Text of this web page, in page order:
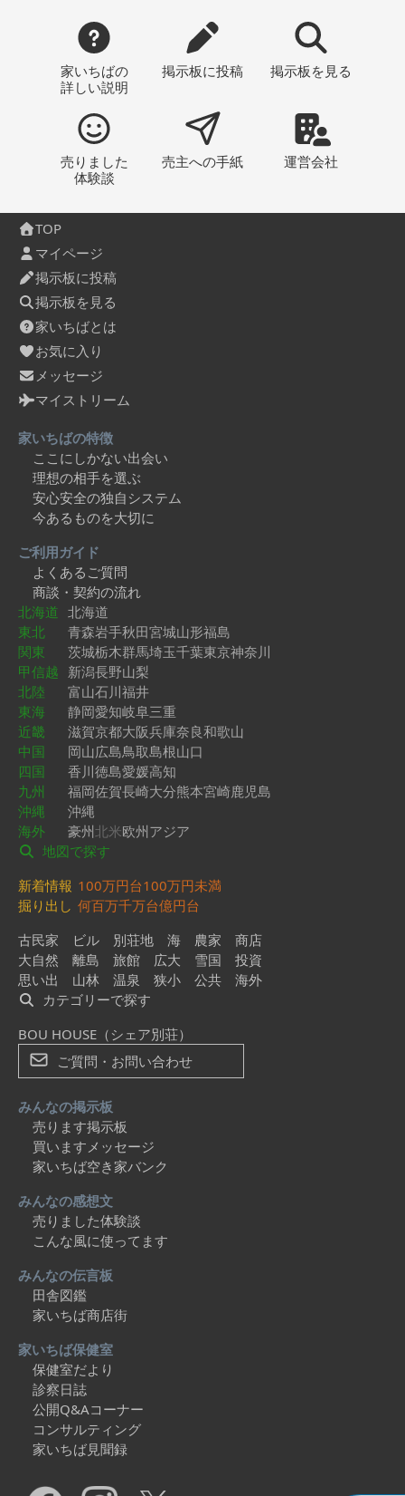
家いちばの
詳しい説明
掲示板に投稿 掲示板 を見る
売りました
体験談
売主への手紙 運営会社
TOP
マイページ
掲示板に投稿
掲示板を見る
家いちばとは
お気に入り
メッセージ
マイストリーム
家いちばの特徴
ここにしかない出会い
理想の相手を選ぶ
安心安全の独自システム
今あるものを大切に
ご利用ガイド
よくあるご質問
商談・契約の流れ
北海道 北海道
東北
青森岩手秋田宮城山形福島
関東
茨城栃木群馬埼玉千葉東京神奈川
甲信越 新潟長野山梨
北陸
富山石川福井
東海
静岡愛知岐阜三重
近畿
滋賀京都大阪兵庫奈良和歌山
中国
岡山広島鳥取島根山口
四国
香川徳島愛媛高知
九州
福岡佐賀長崎大分熊本宮崎鹿児島
沖縄
沖縄
海外
豪州北米欧州アジア
地図で探す
新着情報 100万円台100万円未満
掘り出し 何百万千万台億円台
古民家
ビル 別荘地 海 農家
商店
大自然
離島 旅館 広大 雪国
投資
思い出
山林 温泉 狭小 公共
海外
カテゴリーで探す
BOU HOUSE（シェア別荘）
ご質問・お問い合わせ
みんなの掲示板
売ります掲示板
買いますメッセージ
家いちば空き家バンク
みんなの感想文
売りました体験談
こんな風に使ってます
みんなの伝言板
田舎図鑑
家いちば商店街
家いちば保健室
保健室だより
診察日誌
公開Q&Aコーナー
コンサルティング
家いちば見聞録